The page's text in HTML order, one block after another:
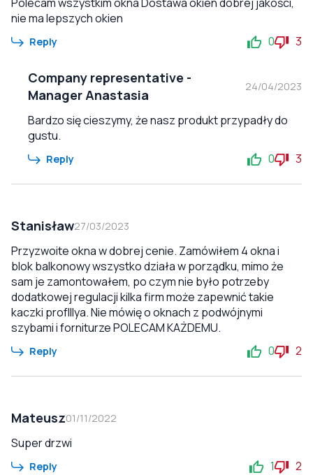
nie ma lepszych okien
Reply 0 3
Company representative -
Manager Anastasia
24/04/2023
Bardzo się cieszymy, że nasz produkt przypadły do
gustu.
Reply 0 3
Stanisław27/03/2023
Przyzwoite okna w dobrej cenie. Zamówiłem 4 okna i
blok balkonowy wszystko działa w porządku, mimo że
sam je zamontowałem, po czym nie było potrzeby
dodatkowej regulacji kilka firm może zapewnić takie
kaczki profIllya. Nie mówię o oknach z podwójnymi
szybami i forniturze POLECAM KAŻDEMU.
Reply 0 2
Mateusz01/11/2022
Super drzwi
Reply 1 2